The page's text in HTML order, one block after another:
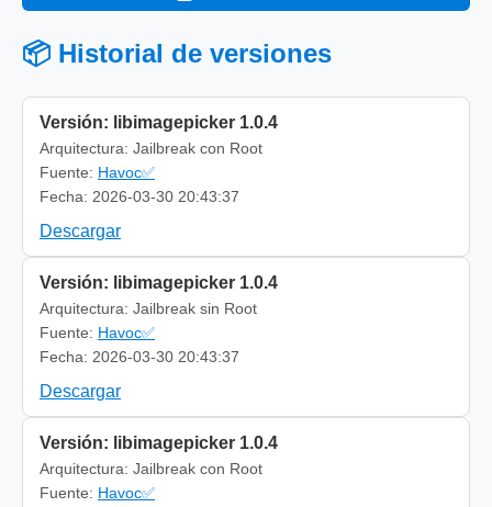
📦 Historial de versiones
Versión: libimagepicker 1.0.4
Arquitectura: Jailbreak con Root
Fuente: Havoc✅
Fecha: 2026-03-30 20:43:37
Descargar
Versión: libimagepicker 1.0.4
Arquitectura: Jailbreak sin Root
Fuente: Havoc✅
Fecha: 2026-03-30 20:43:37
Descargar
Versión: libimagepicker 1.0.4
Arquitectura: Jailbreak con Root
Fuente: Havoc✅